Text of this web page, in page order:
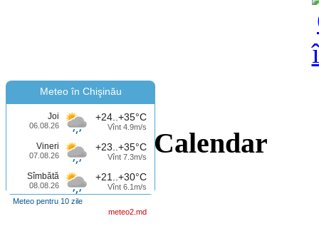
Meteo în Chişinău
Joi
06.08.26
+24..+35°C
Vînt 4.9m/s
Vineri
07.08.26
+23..+35°C
Vînt 7.3m/s
Sîmbătă
08.08.26
+21..+30°C
Vînt 6.1m/s
Meteo pentru 10 zile
meteo2.md
Calendar